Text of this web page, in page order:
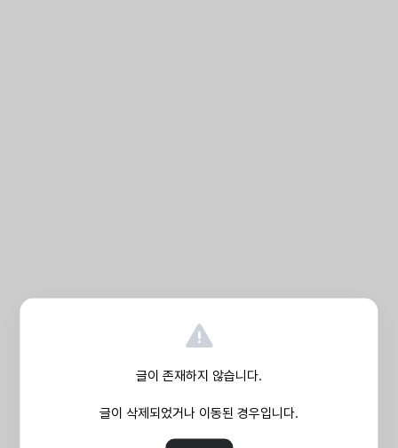
글이 존재하지 않습니다.
글이 삭제되었거나 이동된 경우입니다.